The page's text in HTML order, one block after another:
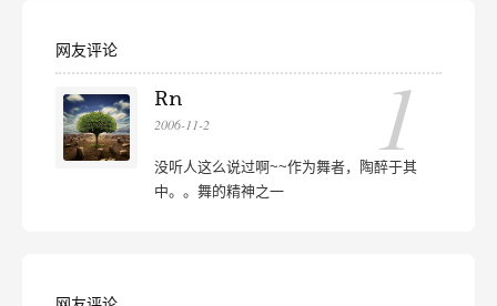
网友评论
Rn
2006-11-2 1
没听人这么说过啊~~作为舞者，陶醉于其
中。。舞的精神之一